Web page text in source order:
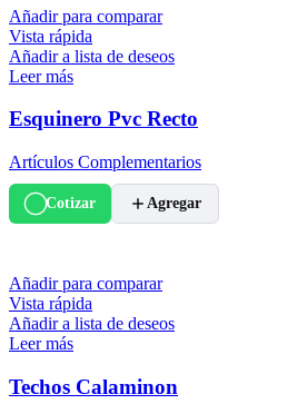
Añadir para comparar
Vista rápida
Añadir a lista de deseos
Leer más
Esquinero Pvc Recto
Artículos Complementarios
Cotizar Agregar
Añadir para comparar
Vista rápida
Añadir a lista de deseos
Leer más
Techos Calaminon